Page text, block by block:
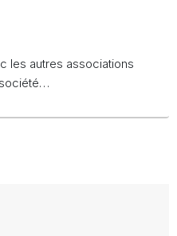
les autres associations